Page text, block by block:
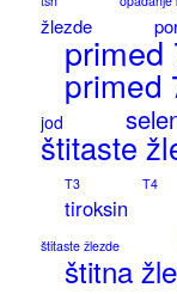
žlezde
primed
primed
jod
štitaste
T3
T4
tiroksin
štitaste žlezde
štitna